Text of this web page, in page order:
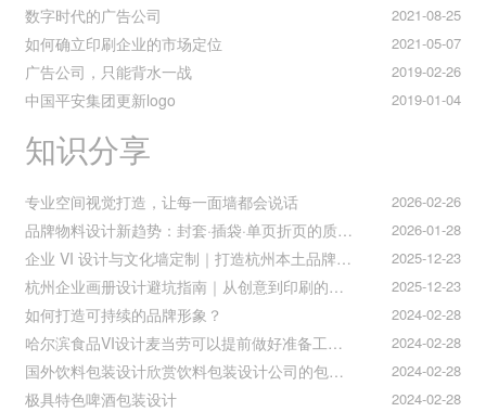
2021-08-25
数字时代的广告公司
2021-05-07
如何确立印刷企业的市场定位
2019-02-26
广告公司，只能背水一战
2019-01-04
中国平安集团更新logo
知识分享
2026-02-26
专业空间视觉打造，让每一面墙都会说话
2026-01-28
品牌物料设计新趋势：封套·插袋·单页折页的质感升级之道
2025-12-23
企业 VI 设计与文化墙定制｜打造杭州本土品牌专属视觉符号
2025-12-23
杭州企业画册设计避坑指南｜从创意到印刷的全流程把控
2024-02-28
如何打造可持续的品牌形象？
2024-02-28
哈尔滨食品VI设计麦当劳可以提前做好准备工作促进挪动购买
2024-02-28
国外饮料包装设计欣赏饮料包装设计公司的包装设计
2024-02-28
极具特色啤酒包装设计